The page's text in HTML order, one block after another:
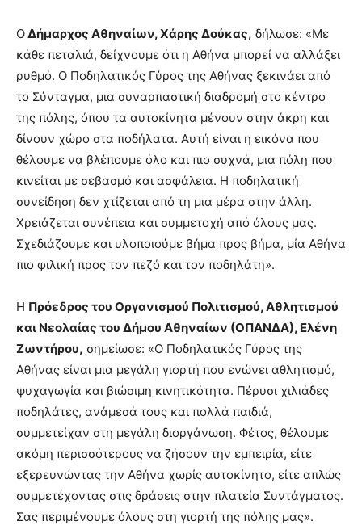
ΟΔήμαρχος Αθηναίων, Χάρης Δούκας, δήλωσε: «Με
κάθε πεταλιά, δείχνουμε ότι η Αθήνα μπορεί να αλλάξει
ρυθμό. Ο Ποδηλατικός Γύρος της Αθήνας ξεκινάει από
το Σύνταγμα, μια συναρπαστική διαδρομή στο κέντρο
της πόλης, όπου τα αυτοκίνητα μένουν στην άκρη και
δίνουν χώρο στα ποδήλατα. Αυτή είναι η εικόνα που
θέλουμε να βλέπουμε όλο και πιο συχνά, μια πόλη που
κινείται με σεβασμό και ασφάλεια. Η ποδηλατική
συνείδηση δεν χτίζεται από τη μια μέρα στην άλλη.
Χρειάζεται συνέπεια και συμμετοχή από όλους μας.
Σχεδιάζουμε και υλοποιούμε βήμα προς βήμα, μία Αθήνα
πιο φιλική προς τον πεζό και τον ποδηλάτη».
Η Πρόεδρος του Οργανισμού Πολιτισμού, Αθλητισμού
και Νεολαίας του Δήμου Αθηναίων (ΟΠΑΝΔΑ), Ελένη
Ζωντήρου, σημείωσε: «Ο Ποδηλατικός Γύρος της
Αθήνας είναι μια μεγάλη γιορτή που ενώνει αθλητισμό,
ψυχαγωγία και βιώσιμη κινητικότητα. Πέρυσι χιλιάδες
ποδηλάτες, ανάμεσά τους και πολλά παιδιά,
συμμετείχαν στη μεγάλη διοργάνωση. Φέτος, θέλουμε
ακόμη περισσότερους να ζήσουν την εμπειρία, είτε
εξερευνώντας την Αθήνα χωρίς αυτοκίνητο, είτε απλώς
συμμετέχοντας στις δράσεις στην πλατεία Συντάγματος.
Σας περιμένουμε όλους στη γιορτή της πόλης μας».